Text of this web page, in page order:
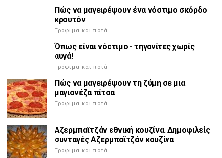
Πώς να μαγειρέψουν ένα νόστιμο σκόρδο
κρουτόν
Τρόφιμα και ποτά
Όπως είναι νόστιμο - τηγανίτες χωρίς
αυγά!
Τρόφιμα και ποτά
Πώς να μαγειρέψουν τη ζύμη σε μια
μαγιονέζα πίτσα
Τρόφιμα και ποτά
Αζερμπαϊτζάν εθνική κουζίνα. Δημοφιλείς
συνταγές Αζερμπαϊτζάν κουζίνα
Τρόφιμα και ποτά